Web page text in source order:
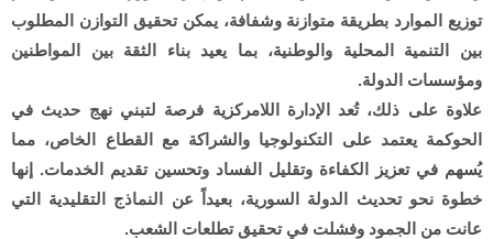
توزيع الموارد بطريقة متوازنة وشفافة، يمكن تحقيق التوازن المطلوب
بين التنمية المحلية والوطنية، بما يعيد بناء الثقة بين المواطنين
ومؤسسات الدولة.
علاوة على ذلك، تُعد الإدارة اللامركزية فرصة لتبني نهج حديث في
الحوكمة يعتمد على التكنولوجيا والشراكة مع القطاع الخاص، مما
يُسهم في تعزيز الكفاءة وتقليل الفساد وتحسين تقديم الخدمات. إنها
خطوة نحو تحديث الدولة السورية، بعيداً عن النماذج التقليدية التي
عانت من الجمود وفشلت في تحقيق تطلعات الشعب.